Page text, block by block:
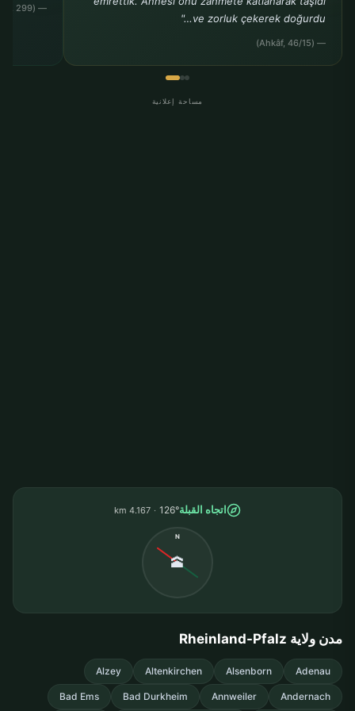
ve zorluk çekerek doğurdu…"
— (Ahkâf, 46/15)
— (Ahmed b. Hanbel, Müsned, 24, 299)
مساحة إعلانية
اتجاه القبلة126°
4.167 km
N
🕋
مدن ولاية Rheinland-Pfalz
Adenau
Alsenborn
Altenkirchen
Alzey
Andernach
Annweiler
Bad Durkheim
Bad Ems